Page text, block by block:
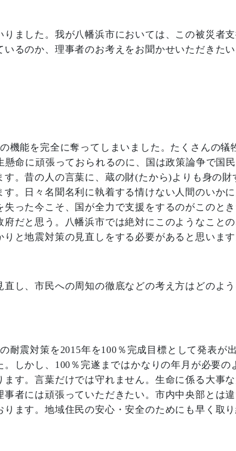
ました。我が八幡浜市においては、この被災者
るのか、理事者のお考えをお聞かせいただきたい
機能を完全に奪ってしまいました。たくさんの犠
命に頑張っておられるのに、国は政策論争で国
す。昔の人の言葉に、蔵の財(たから)よりも身の財
。日々名聞名利に執着する情けない人間のいか
った今こそ、国が全力で支援をするのがこのとき
だと思う。八幡浜市では絶対にこのようなこと
と地震対策の見直しをする必要があると思います
し、市民への周知の徹底などの考え方はどのよ
耐震対策を2015年を100 ％完成目標として発表が
しかし、 100 ％完遂まではかなりの年月が必要の
す。言葉だけでは守れません。生命に係る大事
者には頑張っていただきたい。市内中央部とは違
ます。地域住民の安心・安全のためにも早く取